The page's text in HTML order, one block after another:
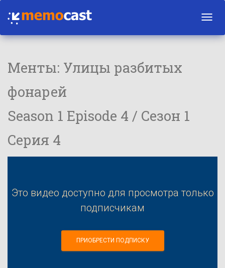
Менты: Улицы разбитых
фонарей
Season 1 Episode 4 / Сезон 1
Серия 4
Это видео доступно для просмотра только
подписчикам
ПРИОБРЕСТИ ПОДПИСКУ